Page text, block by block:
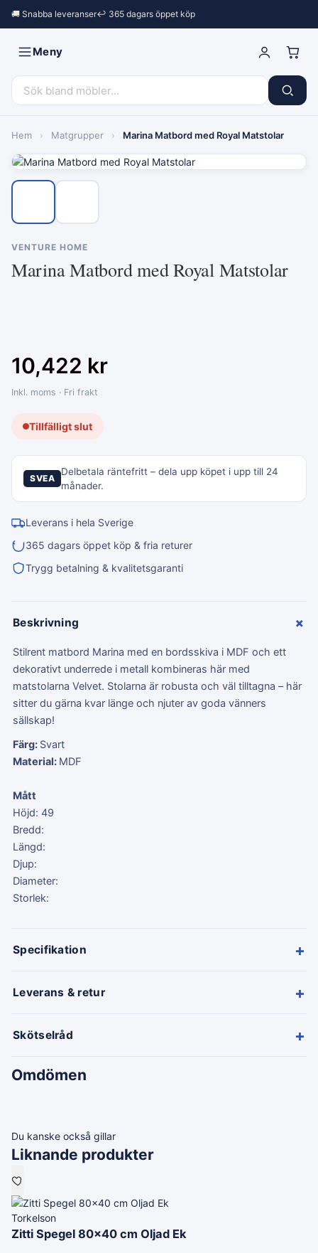
🚚 Snabba leveranser↩︎ 365 dagars öppet köp
Meny
Hem › Matgrupper › Marina Matbord med Royal Matstolar
VENTURE HOME
Marina Matbord med Royal Matstolar
10,422 kr
Inkl. moms · Fri frakt
Tillfälligt slut
SVEA
Delbetala räntefritt – dela upp köpet i upp till 24
månader.
Leverans i hela Sverige
365 dagars öppet köp & fria returer
Trygg betalning & kvalitetsgaranti
Beskrivning +
Stilrent matbord Marina med en bordsskiva i MDF och ett
dekorativt underrede i metall kombineras här med
matstolarna Velvet. Stolarna är robusta och väl tilltagna – här
sitter du gärna kvar länge och njuter av goda vänners
sällskap!
Färg: Svart
Material: MDF
Mått
Höjd: 49
Bredd:
Längd:
Djup:
Diameter:
Storlek:
Specifikation +
Leverans & retur +
Skötselråd +
Omdömen
Du kanske också gillar
Liknande produkter
Torkelson
Zitti Spegel 80x40 cm Oljad Ek